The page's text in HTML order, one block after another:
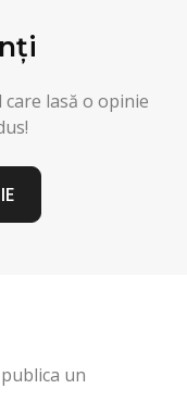
lasă o opinie
un